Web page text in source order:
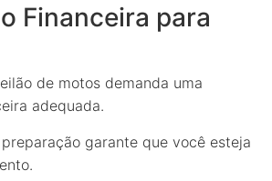
Financeira para
de motos demanda uma
adequada.
garante que você esteja